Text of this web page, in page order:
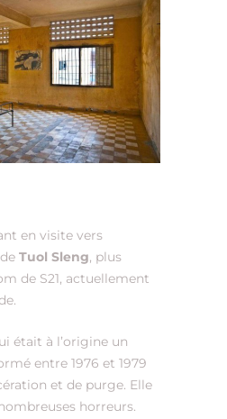
en visite vers
Tuol Sleng, plus
de S21, actuellement
était à l’origine un
entre 1976 et 1979
et de purge. Elle
horreurs.